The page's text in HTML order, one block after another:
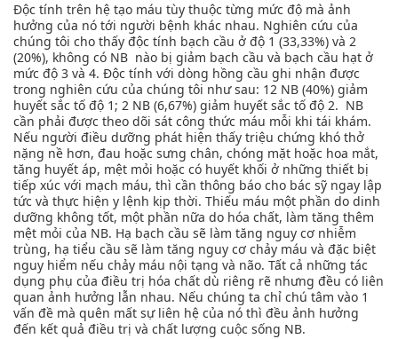
Độc tính trên hệ tạo máu tùy thuộc từng mức độ mà ảnh
hưởng của nó tới người bệnh khác nhau. Nghiên cứu của
chúng tôi cho thấy độc tính bạch cầu ở độ 1 (33,33%) và 2
(20%), không có NB nào bị giảm bạch cầu và bạch cầu hạt ở
mức độ 3 và 4. Độc tính với dòng hồng cầu ghi nhận được
trong nghiên cứu của chúng tôi như sau: 12 NB (40%) giảm
huyết sắc tố độ 1; 2 NB (6,67%) giảm huyết sắc tố độ 2. NB
cần phải được theo dõi sát công thức máu mỗi khi tái khám.
Nếu người điều dưỡng phát hiện thấy triệu chứng khó thở
nặng nề hơn, đau hoặc sưng chân, chóng mặt hoặc hoa mắt,
tăng huyết áp, mệt mỏi hoặc có huyết khối ở những thiết bị
tiếp xúc với mạch máu, thì cần thông báo cho bác sỹ ngay lập
tức và thực hiện y lệnh kịp thời. Thiếu máu một phần do dinh
dưỡng không tốt, một phần nữa do hóa chất, làm tăng thêm
mệt mỏi của NB. Hạ bạch cầu sẽ làm tăng nguy cơ nhiễm
trùng, hạ tiểu cầu sẽ làm tăng nguy cơ chảy máu và đặc biệt
nguy hiểm nếu chảy máu nội tạng và não. Tất cả những tác
dụng phụ của điều trị hóa chất dù riêng rẽ nhưng đều có liên
quan ảnh hưởng lẫn nhau. Nếu chúng ta chỉ chú tâm vào 1
vấn đề mà quên mất sự liên hệ của nó thì đều ảnh hưởng
đến kết quả điều trị và chất lượng cuộc sống NB.